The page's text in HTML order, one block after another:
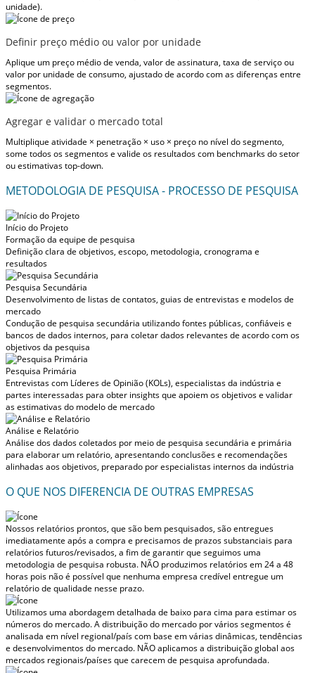
unidade).
Definir preço médio ou valor por unidade
Aplique um preço médio de venda, valor de assinatura, taxa de serviço ou
valor por unidade de consumo, ajustado de acordo com as diferenças entre
segmentos.
Agregar e validar o mercado total
Multiplique atividade × penetração × uso × preço no nível do segmento,
some todos os segmentos e valide os resultados com benchmarks do setor
ou estimativas top-down.
METODOLOGIA DE PESQUISA - PROCESSO DE PESQUISA
Início do Projeto
Formação da equipe de pesquisa
Definição clara de objetivos, escopo, metodologia, cronograma e
resultados
Pesquisa Secundária
Desenvolvimento de listas de contatos, guias de entrevistas e modelos de
mercado
Condução de pesquisa secundária utilizando fontes públicas, confiáveis e
bancos de dados internos, para coletar dados relevantes de acordo com os
objetivos da pesquisa
Pesquisa Primária
Entrevistas com Líderes de Opinião (KOLs), especialistas da indústria e
partes interessadas para obter insights que apoiem os objetivos e validar
as estimativas do modelo de mercado
Análise e Relatório
Análise dos dados coletados por meio de pesquisa secundária e primária
para elaborar um relatório, apresentando conclusões e recomendações
alinhadas aos objetivos, preparado por especialistas internos da indústria
O QUE NOS DIFERENCIA DE OUTRAS EMPRESAS
Nossos relatórios prontos, que são bem pesquisados, são entregues
imediatamente após a compra e precisamos de prazos substanciais para
relatórios futuros/revisados, a fim de garantir que seguimos uma
metodologia de pesquisa robusta. NÃO produzimos relatórios em 24 a 48
horas pois não é possível que nenhuma empresa credível entregue um
relatório de qualidade nesse prazo.
Utilizamos uma abordagem detalhada de baixo para cima para estimar os
números do mercado. A distribuição do mercado por vários segmentos é
analisada em nível regional/país com base em várias dinâmicas, tendências
e desenvolvimentos do mercado. NÃO aplicamos a distribuição global aos
mercados regionais/paísesque carecem de pesquisa aprofundada.